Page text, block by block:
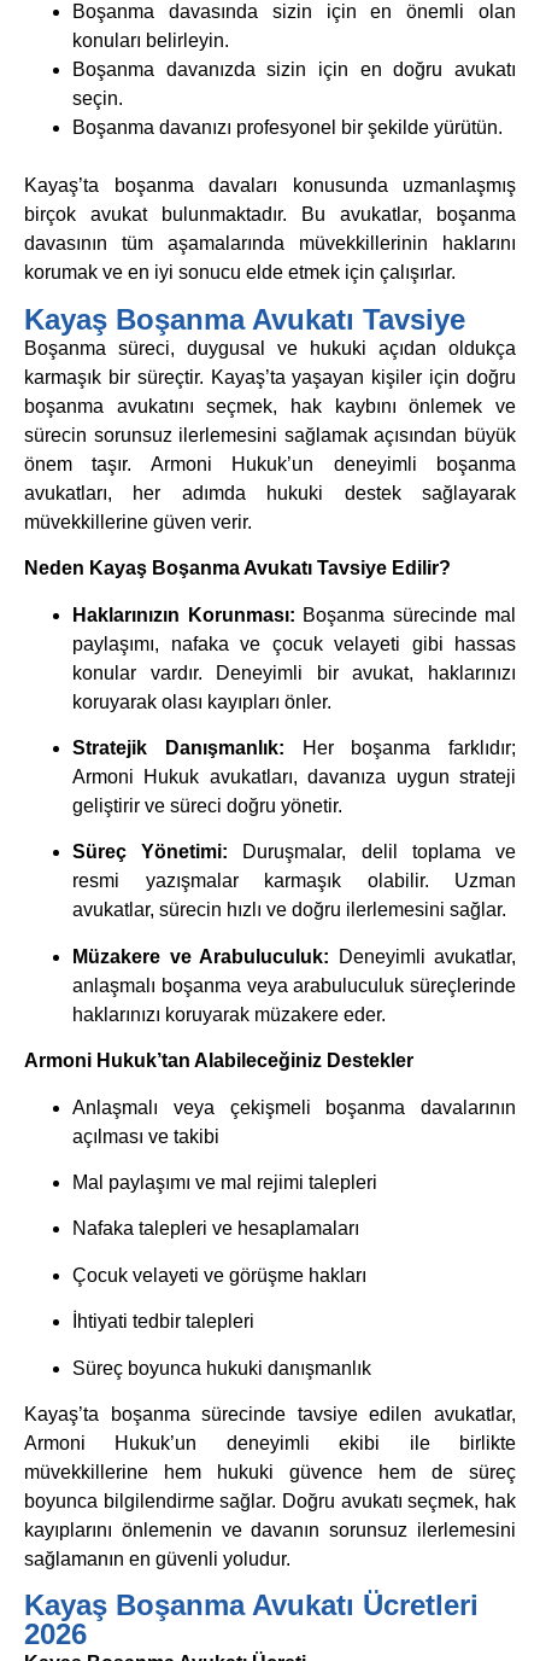
Boşanma davasında sizin için en önemli olan
konuları belirleyin.
Boşanma davanızda sizin için en doğru avukatı
seçin.
Boşanma davanızı profesyonel bir şekilde yürütün.
Kayaş’ta boşanma davaları konusunda uzmanlaşmış
birçok avukat bulunmaktadır. Bu avukatlar, boşanma
davasının tüm aşamalarında müvekkillerinin haklarını
korumak ve en iyi sonucu elde etmek için çalışırlar.
Kayaş Boşanma Avukatı Tavsiye
Boşanma süreci, duygusal ve hukuki açıdan oldukça
karmaşık bir süreçtir. Kayaş’ta yaşayan kişiler için doğru
boşanma avukatını seçmek, hak kaybını önlemek ve
sürecin sorunsuz ilerlemesini sağlamak açısından büyük
önem taşır. Armoni Hukuk’un deneyimli boşanma
avukatları, her adımda hukuki destek sağlayarak
müvekkillerine güven verir.
Neden Kayaş Boşanma Avukatı Tavsiye Edilir?
Haklarınızın Korunması: Boşanma sürecinde mal
paylaşımı, nafaka ve çocuk velayeti gibi hassas
konular vardır. Deneyimli bir avukat, haklarınızı
koruyarak olası kayıpları önler.
Stratejik Danışmanlık: Her boşanma farklıdır;
Armoni Hukuk avukatları, davanıza uygun strateji
geliştirir ve süreci doğru yönetir.
Süreç Yönetimi: Duruşmalar, delil toplama ve
resmi yazışmalar karmaşık olabilir. Uzman
avukatlar, sürecin hızlı ve doğru ilerlemesini sağlar.
Müzakere ve Arabuluculuk: Deneyimli avukatlar,
anlaşmalı boşanma veya arabuluculuk süreçlerinde
haklarınızı koruyarak müzakere eder.
Armoni Hukuk’tan Alabileceğiniz Destekler
Anlaşmalı veya çekişmeli boşanma davalarının
açılması ve takibi
Mal paylaşımı ve mal rejimi talepleri
Nafaka talepleri ve hesaplamaları
Çocuk velayeti ve görüşme hakları
İhtiyati tedbir talepleri
Süreç boyunca hukuki danışmanlık
Kayaş’ta boşanma sürecinde tavsiye edilen avukatlar,
Armoni Hukuk’un deneyimli ekibi ile birlikte
müvekkillerine hem hukuki güvence hem de süreç
boyunca bilgilendirme sağlar. Doğru avukatı seçmek, hak
kayıplarını önlemenin ve davanın sorunsuz ilerlemesini
sağlamanın en güvenli yoludur.
Kayaş Boşanma Avukatı Ücretleri
2026